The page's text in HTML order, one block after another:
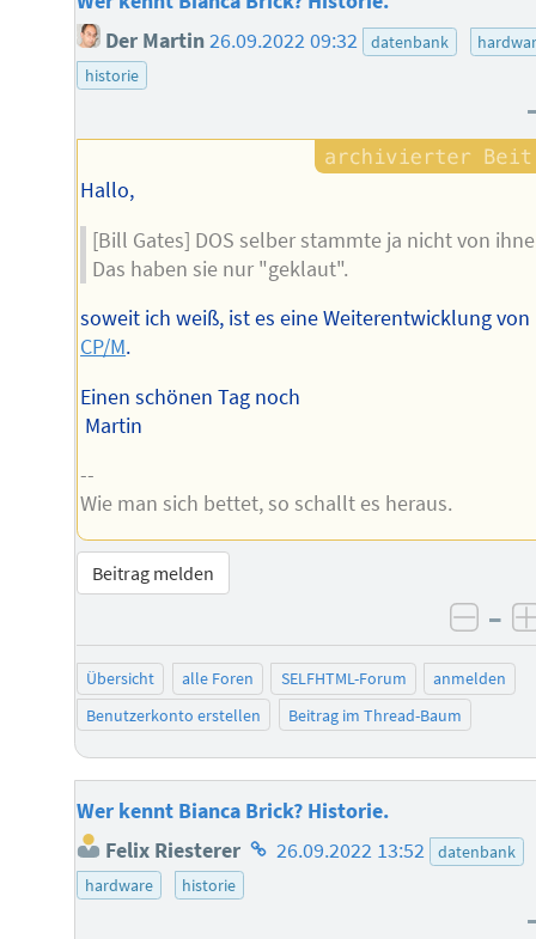
Der Martin26.09.2022 09:32 datenbank
historie
Hallo,
[Bill Gates] DOS selber stammte ja nicht von
Das haben sie nur "geklaut".
soweit ich weiß, ist es eine Weiterentwicklung von
CP/M.
Einen schönen Tag noch
Martin
--
Wie man sich bettet, so schallt es heraus.
Beitrag melden
–
Übersicht alle Foren SELFHTML-Forum
anmelden
Benutzerkonto erstellen
Beitrag im Thread-Baum
Wer kennt Bianca Brick? Historie.
Felix Riesterer Homepage
26.09.2022 13:52
datenbank
hardware
historie